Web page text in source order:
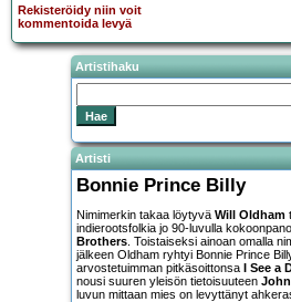
Rekisteröidy niin voit
kommentoida levyä
Artistihaku
Artisti
Bonnie Prince Billy
Nimimerkin takaa löytyvä Will Oldham
indierootsfolkia jo 90-luvulla
Brothers . Toistaiseksi ainoan omalla
jälkeen Oldham ryhtyi Bonnie Prince
arvostetuimman pitkäsoittonsa I See a
nousi suuren yleisön tietoisuuteen
luvun mittaan mies on levyttänyt